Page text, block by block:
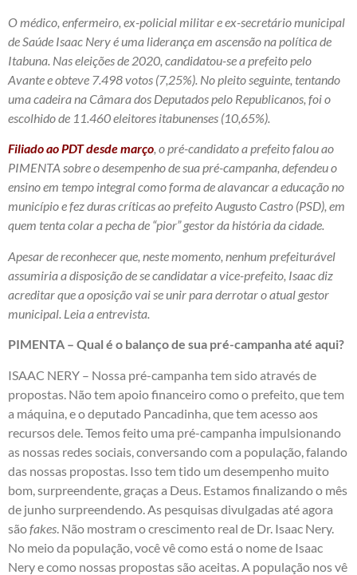
O médico, enfermeiro, ex-policial militar e ex-secretário municipal
de Saúde Isaac Nery é uma liderança em ascensão na política de
Itabuna. Nas eleições de 2020, candidatou-se a prefeito pelo
Avante e obteve 7.498 votos (7,25%). No pleito seguinte, tentando
uma cadeira na Câmara dos Deputados pelo Republicanos, foi o
escolhido de 11.460 eleitores itabunenses (10,65%).
Filiado ao PDT desde março, opré-candidato a prefeito falou ao
PIMENTA sobre o desempenho de sua pré-campanha, defendeu o
ensino em tempo integral como forma de alavancar a educação no
município e fez duras críticas ao prefeito Augusto Castro (PSD), em
quem tenta colar a pecha de “pior” gestor da história da cidade.
Apesar de reconhecer que, neste momento, nenhum prefeiturável
assumiria a disposição de se candidatar a vice-prefeito, Isaac diz
acreditar que a oposição vai se unir para derrotar o atual gestor
municipal. Leia a entrevista.
PIMENTA – Qual é o balanço de sua pré-campanha até aqui?
ISAAC NERY – Nossa pré-campanha tem sido através de
propostas. Não tem apoio financeiro como o prefeito, que tem
a máquina, e o deputado Pancadinha, que tem acesso aos
recursos dele. Temos feito uma pré-campanha impulsionando
as nossas redes sociais, conversando com a população, falando
das nossas propostas. Isso tem tido um desempenho muito
bom, surpreendente, graças a Deus. Estamos finalizando o mês
de junho surpreendendo. As pesquisas divulgadas até agora
sãofakes . Não mostram o crescimento real de Dr. Isaac Nery.
No meio da população, você vê como está o nome de Isaac
Nery e como nossas propostas são aceitas. A população nos vê